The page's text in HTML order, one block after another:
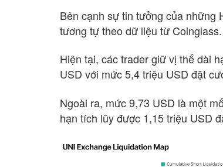
Bên cạnh sự tin tưởng của những
tương tự theo dữ liệu từ Coinglass.
Hiện tại, các trader giữ vị thế dài
USD với mức 5,4 triệu USD đặt
Ngoài ra, mức 9,73 USD là một
hạn tích lũy được 1,15 triệu USD